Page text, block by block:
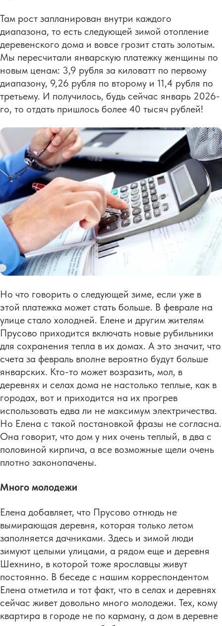
Там рост запланирован внутри каждого
диапазона, то есть следующей зимой отопление
деревенского дома и вовсе грозит стать золотым.
Мы пересчитали январскую платежку женщины по
новым ценам: 3,9 рубля за киловатт по первому
диапазону, 9,26 рубля по второму и 11,4 рубля по
третьему. И получилось, будь сейчас январь 2026-
го, то отдать пришлось более 40 тысяч рублей!
Но что говорить о следующей зиме, если уже в
этой платежка может стать больше. В феврале на
улице стало холодней. Елене и другим жителям
Прусово приходится включать новые рубильники
для сохранения тепла в их домах. А это значит, что
счета за февраль вполне вероятно будут больше
январских. Кто-то может возразить, мол, в
деревнях и селах дома не настолько теплые, как в
городах, вот и приходится на их прогрев
использовать едва ли не максимум электричества.
Но Елена с такой постановкой фразы не согласна.
Она говорит, что дом у них очень теплый, в два с
половиной кирпича, а все возможные щели очень
плотно законопачены.
Много молодежи
Елена добавляет, что Прусово отнюдь не
вымирающая деревня, которая только летом
заполняется дачниками. Здесь и зимой люди
зимуют целыми улицами, а рядом еще и деревня
Шехнино, в которой тоже ярославцы живут
постоянно. В беседе с нашим корреспондентом
Елена отметила и тот факт, что в селах и деревнях
сейчас живет довольно много молодежи. Тех, кому
квартира в городе не по карману, а дом в деревне